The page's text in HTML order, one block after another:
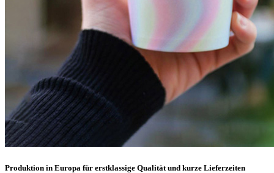
Produktion in Europa für erstklassige Qualität und kurze Lieferzeiten